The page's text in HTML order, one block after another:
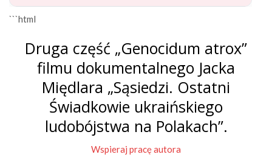
```html
Druga część „Genocidum atrox”
filmu dokumentalnego Jacka
Międlara „Sąsiedzi. Ostatni
Świadkowie ukraińskiego
ludobójstwa na Polakach”.
Wspieraj pracę autora